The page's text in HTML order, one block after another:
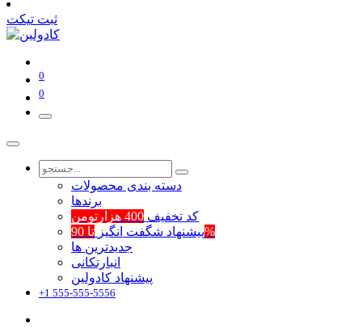
ثبت تیکت
0
0
دسته بندی محصولات
برند‌ها
کد تخفیف 400 هزارتومن
پیشنهاد شگفت انگیزتا 90%
جدیدترین ها
انبارتکانی
پیشنهاد کادولین
+1 555-555-5556